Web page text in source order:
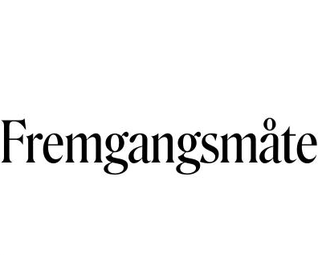
Fremgangsmåte